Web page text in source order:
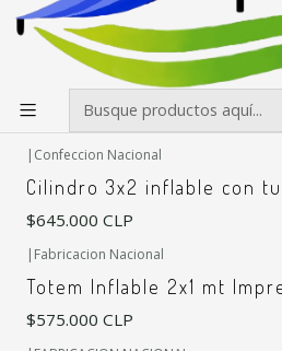
Confeccion Nacional
Totem Inflable de 5 mt x
$1.585.000 CLP
| Confeccion Nacional
Cilindro 3x2 inflable con
$645.000 CLP
| Fabricacion Nacional
Totem Inflable 2x1 mt
$575.000 CLP